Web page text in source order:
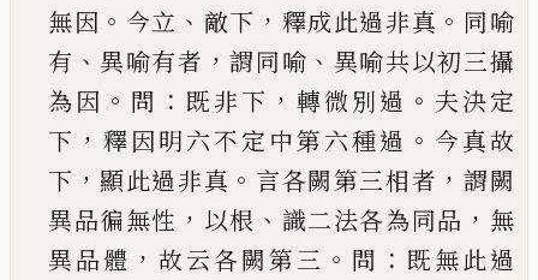
無因 。 今立 、 敵下 ， 釋成此過非真 。 同喻
有 、 異喻有者 ，謂同喻 、 異喻共以初三攝
為因 。 問 ： 既非下 ， 轉微 別過 。 夫決定
下 ， 釋因明六不定中第六種過 。 今真故
下 ， 顯此過非真 。 言各闕第三相者 ， 謂闕
異品徧無性 ， 以根 、 識二法各為同品 ， 無
異品體 ， 故云各闕第三 。 問 ： 既無此過